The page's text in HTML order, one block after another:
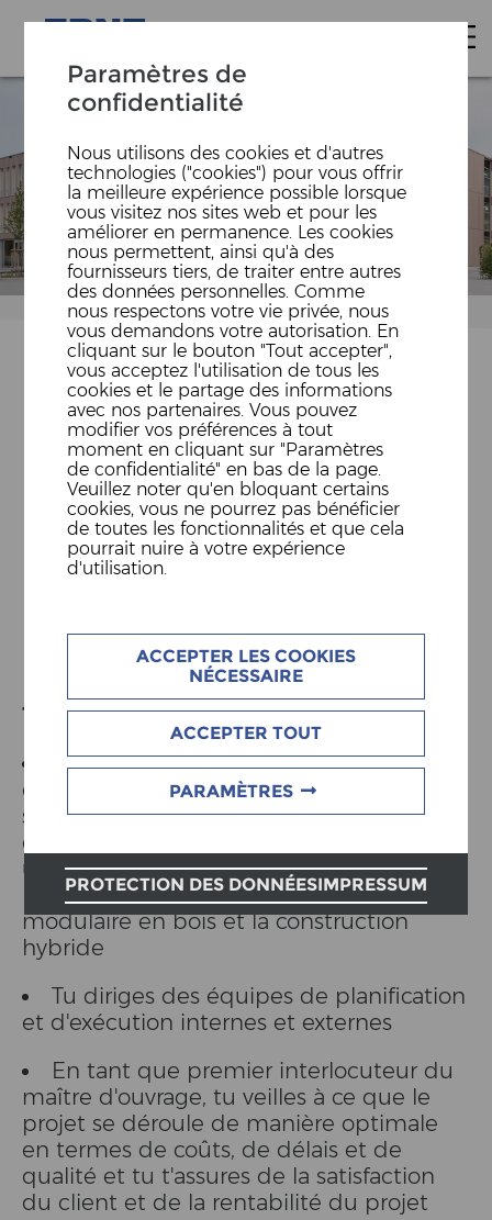
CONDUCTEUR·TRICE DE
TRAVAUX/CHEF·FE DE
PROJET PRESTATIONS
GLOBALES
Taux d´activité 80-100%
TON CHAMP D'ACTION
En collaboration avec le service interne
de développement de projets et le
service commercial, tu es impliqué(e)
dans les projets dès le début et tu es
un(e) expert(e) pour nos projets de
prestations globales dans la construction
modulaire en bois et la construction
hybride
Tu diriges des équipes de planification
et d'exécution internes et externes
En tant que premier interlocuteur du
maître d'ouvrage, tu veilles à ce que le
projet se déroule de manière optimale
en termes de coûts, de délais et de
qualité et tu t'assures de la satisfaction
du client et de la rentabilité du projet
Paramètres de
confidentialité
Nous utilisons des cookies et d'autres
technologies ("cookies") pour vous offrir
la meilleure expérience possible lorsque
vous visitez nos sites web et pour les
améliorer en permanence. Les cookies
nous permettent, ainsi qu'à des
fournisseurs tiers, de traiter entre autres
des données personnelles. Comme
nous respectons votre vie privée, nous
vous demandons votre autorisation. En
cliquant sur le bouton "Tout accepter",
vous acceptez l'utilisation de tous les
cookies et le partage des informations
avec nos partenaires. Vous pouvez
modifier vos préférences à tout
moment en cliquant sur "Paramètres
de confidentialité" en bas de la page.
Veuillez noter qu'en bloquant certains
cookies, vous ne pourrez pas bénéficier
de toutes les fonctionnalités et que cela
pourrait nuire à votre expérience
d'utilisation.
ACCEPTER LES COOKIES
NÉCESSAIRE
ACCEPTER TOUT
PARAMÈTRES
PROTECTION DES DONNÉESIMPRESSUM